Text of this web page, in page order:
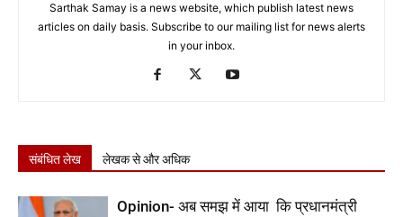
Sarthak Samay is a news website, which publish latest news
articles on daily basis. Subscribe to our mailing list for news alerts
in your inbox.
संबंधित लेख लेखक से और अधिक
Opinion- अब समझ में आया कि प्रधानमंत्री